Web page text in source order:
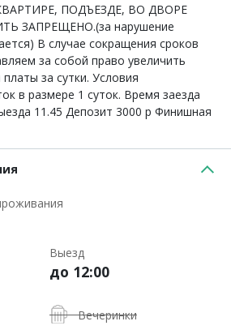
ПОДЪЕЗДЕ, ВО ДВОРЕ
ЗАПРЕЩЕНО.(за нарушение
В случае сокращения сроков
за собой право увеличить
за сутки. Условия
в размере 1 суток. Время заезда
11.45 Депозит 3000 р Финишная
Выезд
до 12:00
Вечеринки